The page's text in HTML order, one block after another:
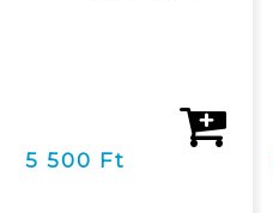
5 500 Ft